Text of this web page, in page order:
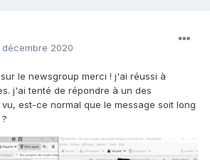
décembre 2020
le newsgroup merci ! j'ai réussi à
j'ai tenté de répondre à un des
est-ce normal que le message soit long